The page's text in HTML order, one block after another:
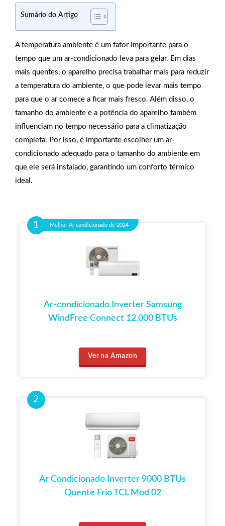
Sumário do Artigo
A temperatura ambiente é um fator importante para o
tempo que um ar-condicionado leva para gelar. Em dias
mais quentes, o aparelho precisa trabalhar mais para reduzir
a temperatura do ambiente, o que pode levar mais tempo
para que o ar comece a ficar mais fresco. Além disso, o
tamanho do ambiente e a potência do aparelho também
influenciam no tempo necessário para a climatização
completa. Por isso, é importante escolher um ar-
condicionado adequado para o tamanho do ambiente em
que ele será instalado, garantindo um conforto térmico
ideal.
Melhor Ar condicionado de 2024
Ar-condicionado Inverter Samsung
WindFree Connect 12.000 BTUs
Ver na Amazon
Ar Condicionado Inverter 9000 BTUs
Quente Frio TCL Mod 02